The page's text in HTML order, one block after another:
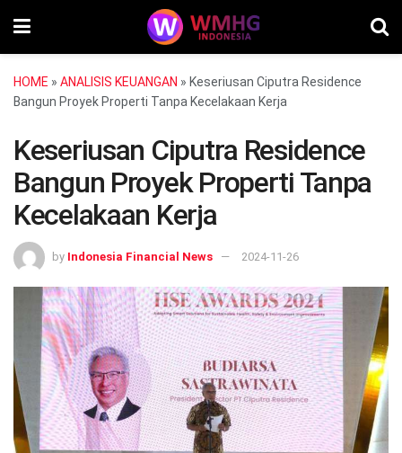
HOME » ANALISIS KEUANGAN » Keseriusan Ciputra Residence
Bangun Proyek Properti Tanpa Kecelakaan Kerja
Keseriusan Ciputra Residence
Bangun Proyek Properti Tanpa
Kecelakaan Kerja
by Indonesia Financial News 2024-11-26